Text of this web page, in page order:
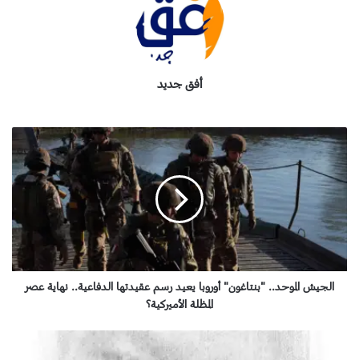
أفق جديد
ل
ج
ي
ا
ل
و
الجيش الموحد.. "بنتاغون" أوروبا يعيد رسم عقيدتها الدفاعية.. نهاية عصر
المظلة الأميركية؟